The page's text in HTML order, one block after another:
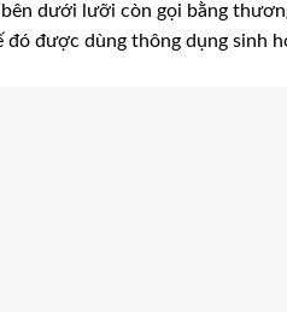
dưới lưỡi còn gọi bằng
được dùng thông dụng sinh